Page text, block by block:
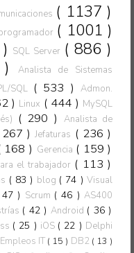
( 1137 )
( 1001 )
SQL Server ( 886 )
Analista de Sistemas
SQL ( 533 )Admon.
) Linux ( 444 ) MySQL
( 290 )
Analista de
267 )Jefaturas ( 236 )
168 ) Gerencia ( 159 )
el trabajador ( 113 )
( 83 ) blog ( 74 )Visual
) Scrum ( 46 ) AS400
( 42 ) Android ( 36 )
( 25 ) iOS ( 22 ) Delphi
IT ( 15 ) DB2 ( 13 )